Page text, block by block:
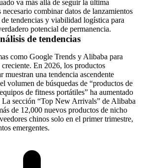
va más allá de seguir la última
combinar datos de lanzamientos
tendencias y viabilidad logística para
potencial de permanencia.
de tendencias
como Google Trends y Alibaba para
En 2026, los productos
muestran una tendencia ascendente
volumen de búsquedas de “productos de
de fitness portátiles” ha aumentado
La sección “Top New Arrivals” de Alibaba
de 12,000 nuevos productos de nicho
chinos solo en el primer trimestre,
emergentes.